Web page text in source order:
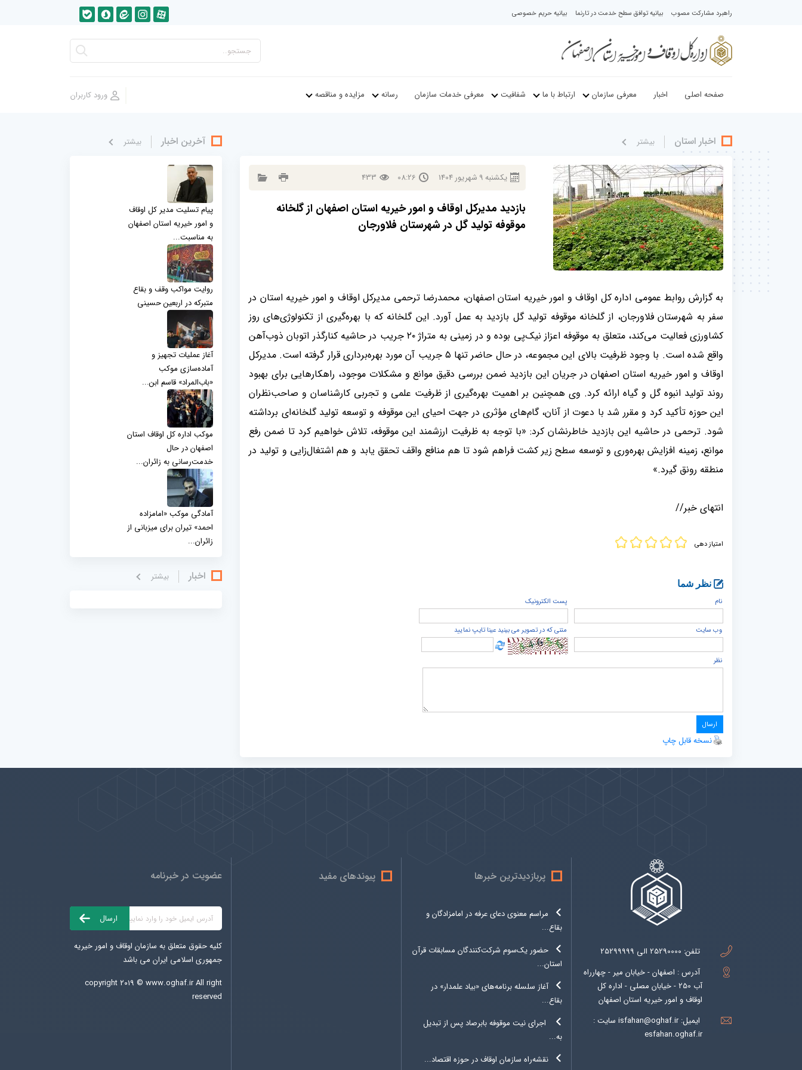
راهبرد مشارکت مصوب بیانیه توافق سطح خدمت در تارنما بیانیه حریم خصوصی
صفحه اصلی اخبار معرفی سازمان ارتباط با ما شفافیت معرفی خدمات سازمان رسانه مزایده و مناقصه
اخبار استان بيشتر
يكشنبه9 شهريور 1404
08:26
433
بازدید مدیرکل اوقاف و امور خیریه استان اصفهان از گلخانه
موقوفه تولید گل در شهرستان فلاورجان
به گزارش روابط عمومی اداره کل اوقاف و امور خیریه استان اصفهان، محمدرضا ترحمی مدیرکل اوقاف و امور خیریه استان در
سفر به شهرستان فلاورجان، از گلخانه موقوفه تولید گل بازدید به عمل آورد. این گلخانه که با بهره‌گیری از تکنولوژی‌های روز
کشاورزی فعالیت می‌کند، متعلق به موقوفه اعزاز نیک‌پی بوده و در زمینی به متراژ ۲۰ جریب در حاشیه کنارگذر اتوبان ذوب‌آهن
واقع شده است. با وجود ظرفیت بالای این مجموعه، در حال حاضر تنها ۵ جریب آن مورد بهره‌برداری قرار گرفته است. مدیرکل
اوقاف و امور خیریه استان اصفهان در جریان این بازدید ضمن بررسی دقیق موانع و مشکلات موجود، راهکارهایی برای بهبود
روند تولید انبوه گل و گیاه ارائه کرد. وی همچنین بر اهمیت بهره‌گیری از ظرفیت علمی و تجربی کارشناسان و صاحب‌نظران
این حوزه تأکید کرد و مقرر شد با دعوت از آنان، گام‌های مؤثری در جهت احیای این موقوفه و توسعه تولید گلخانه‌ای برداشته
شود. ترحمی در حاشیه این بازدید خاطرنشان کرد: «با توجه به ظرفیت ارزشمند این موقوفه، تلاش خواهیم کرد تا ضمن رفع
موانع، زمینه افزایش بهره‌وری و توسعه سطح زیر کشت فراهم شود تا هم منافع واقف تحقق یابد و هم اشتغال‌زایی و تولید در
منطقه رونق گیرد.»
انتهای خبر//
امتیاز دهی
نظر شما
نام
پست الكترونيک
وب سایت متنی که در تصویر می بینید عینا تایپ نمایید
نظر
نسخه قابل چاپ
آخرین اخبار بيشتر
پیام تسلیت مدیر کل اوقاف
و امور خیریه استان اصفهان
به مناسبت...
روایت مواکب وقف و بقاع
متبرکه در اربعین حسینی
آغاز عملیات تجهیز و
آماده‌سازی موکب
«باب‌المراد» قاسم ابن...
موکب اداره کل اوقاف استان
اصفهان در حال
خدمت‌رسانی به زائران...
آمادگی موکب «امامزاده
احمد» تیران برای میزبانی از
زائران...
اخبار بيشتر
تلفن: 25290000 الی 25299999
آدرس : اصفهان - خیابان میر - چهارراه
آب 250 - خیابان مصلی - اداره کل
اوقاف و امور خیریه استان اصفهان
ایمیل:
isfahan@oghaf.ir سایت :
esfahan.oghaf.ir
پربازدیدترین خبرها
مراسم معنوی دعای عرفه در امامزادگان و
بقاع...
حضور یک‌سوم شرکت‌کنندگان مسابقات قرآن
استان...
آغاز سلسله برنامه‌های «بیاد علمدار» در
بقاع...
اجرای نیت موقوفه بابرصاد پس از تبدیل
به...
نقشه‌راه سازمان اوقاف در حوزه اقتصاد...
پیوندهای مفید عضویت در خبرنامه
کلیه حقوق متعلق به سازمان اوقاف و امور خیریه
جمهوری اسلامی ایران می باشد
copyright ۲۰۱۹ © www.oghaf.irAll right
reserved